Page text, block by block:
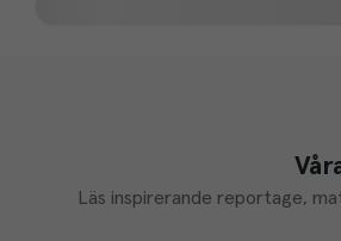
Läs inspirerande reportage,